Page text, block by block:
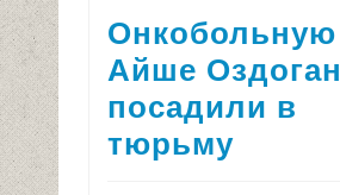
Онкобольную
Айше Оздоган
посадили в
тюрьму